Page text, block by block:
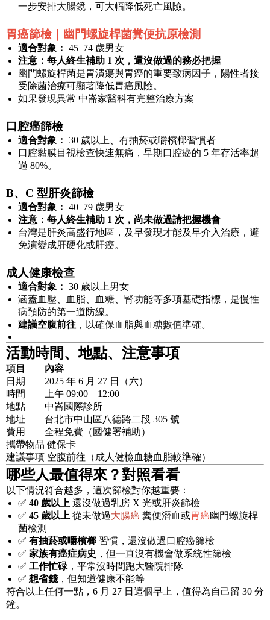
一步安排大腸鏡，可大幅降低死亡風險。
胃癌篩檢｜幽門螺旋桿菌糞便抗原檢測
適合對象： 45–74 歲男女
注意：每人終生補助 1 次，還沒做過的務必把握
幽門螺旋桿菌是胃潰瘍與胃癌的重要致病因子，陽性者接
受除菌治療可顯著降低胃癌風險。
如果發現異常 中崙家醫科有完整治療方案
口腔癌篩檢
適合對象： 30 歲以上、有抽菸或嚼檳榔習慣者
口腔黏膜目視檢查快速無痛，早期口腔癌的 5 年存活率超
過 80%。
B、C 型肝炎篩檢
適合對象： 40–79 歲男女
注意：每人終生補助 1 次，尚未做過請把握機會
台灣是肝炎高盛行地區，及早發現才能及早介入治療，避
免演變成肝硬化或肝癌。
成人健康檢查
適合對象： 30 歲以上男女
涵蓋血壓、血脂、血糖、腎功能等多項基礎指標，是慢性
病預防的第一道防線。
建議空腹前往 ，以確保血脂與血糖數值準確。
活動時間、地點、注意事項
項目
內容
日期
2025 年 6 月 27 日（六）
時間
上午 09:00 – 12:00
地點
中崙國際診所
地址
台北市中山區八德路二段 305 號
費用
全程免費（國健署補助）
攜帶物品 健保卡
建議事項 空腹前往（成人健檢血糖血脂較準確）
哪些人最值得來？對照看看
以下情況符合越多，這次篩檢對你越重要：
✅ 40 歲以上 還沒做過乳房 X 光或肝炎篩檢
✅ 45 歲以上 從未做過大腸癌 糞便潛血或胃癌幽門螺旋桿
菌檢測
✅ 有抽菸或嚼檳榔 習慣，還沒做過口腔癌篩檢
✅ 家族有癌症病史 ，但一直沒有機會做系統性篩檢
✅ 工作忙碌，平常沒時間跑大醫院排隊
✅ 想省錢 ，但知道健康不能等
符合以上任何一點，6 月 27 日這個早上，值得為自己留 30 分
鐘。